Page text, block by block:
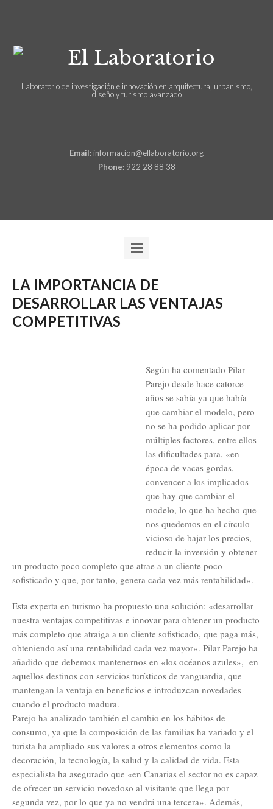
Laboratorio de investigación e innovación en arquitectura, urbanismo,
diseño y turismo avanzado
Email: informacion@ellaboratorio.org
Phone:922 28 88 38
LA IMPORTANCIA DE
DESARROLLAR LAS VENTAJAS
COMPETITIVAS
Según ha comentado Pilar
Parejo desde hace catorce
años se sabía ya que había
que cambiar el modelo, pero
no se ha podido aplicar por
múltiples factores, entre ellos
las dificultades para, «en
época de vacas gordas,
convencer a los implicados
que hay que cambiar el
modelo, lo que ha hecho que
nos quedemos en el círculo
vicioso de bajar los precios,
reducir la inversión y obtener
un producto poco completo que atrae a un cliente poco
sofisticado y que, por tanto, genera cada vez más rentabilidad».
Esta experta en turismo ha propuesto una solución: «desarrollar
nuestra ventajas competitivas e innovar para obtener un producto
más completo que atraiga a un cliente sofisticado, que paga más,
obteniendo así una rentabilidad cada vez mayor». Pilar Parejo ha
añadido que debemos mantenernos en «los océanos azules», en
aquellos destinos con servicios turísticos de vanguardia, que
mantengan la ventaja en beneficios e introduzcan novedades
cuando el producto madura.
Parejo ha analizado también el cambio en los hábitos de
consumo, ya que la composición de las familias ha variado y el
turista ha ampliado sus valores a otros elementos como la
decoración, la tecnología, la salud y la calidad de vida. Esta
especialista ha asegurado que «en Canarias el sector no es capaz
de ofrecer un servicio novedoso al visitante que llega por
segunda vez, por lo que ya no vendrá una tercera». Además,